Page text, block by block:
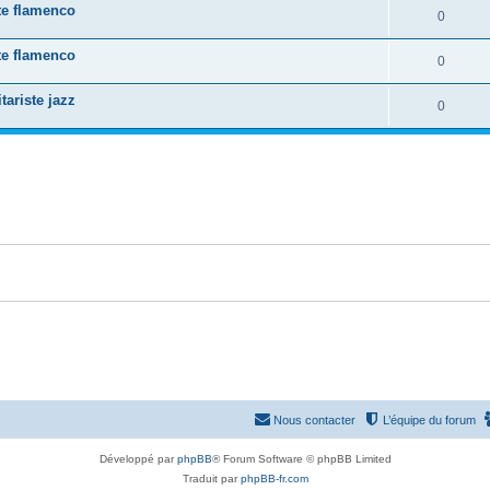
s
s
s
o
n
s
s
o
n
s
flamenco 0R
é
o
n
flamenco 0R
é
jazz 0R
é
s
s
L’équipe du forum
Nous contacter
Développé parphpBB® Forum Software © phpBB Limited
Traduit parphpBB-fr.com